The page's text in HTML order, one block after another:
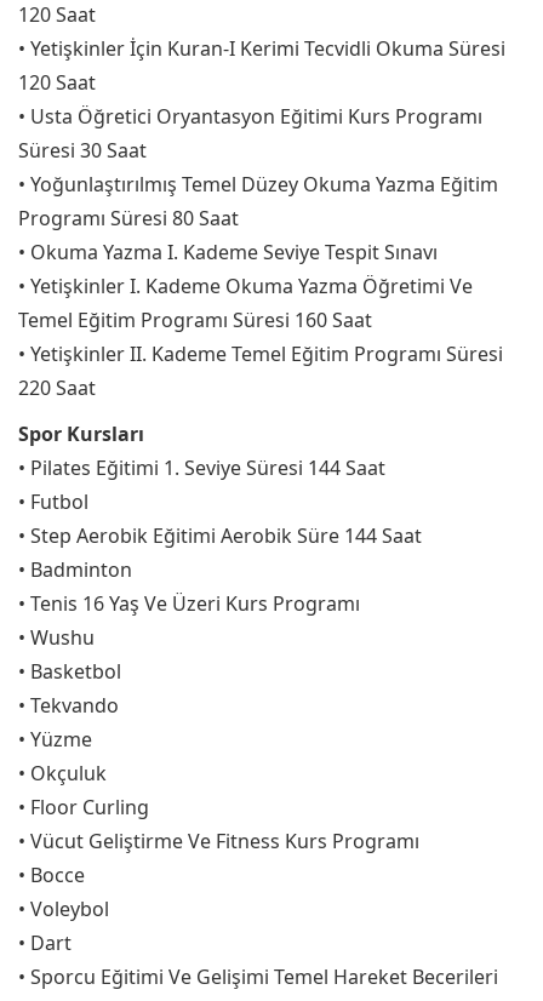
120 Saat
• Yetişkinler İçin Kuran-I Kerimi Tecvidli Okuma Süresi
120 Saat
• Usta Öğretici Oryantasyon Eğitimi Kurs Programı
Süresi 30 Saat
• Yoğunlaştırılmış Temel Düzey Okuma Yazma Eğitim
Programı Süresi 80 Saat
• Okuma Yazma I. Kademe Seviye Tespit Sınavı
• Yetişkinler I. Kademe Okuma Yazma Öğretimi Ve
Temel Eğitim Programı Süresi 160 Saat
• Yetişkinler II. Kademe Temel Eğitim Programı Süresi
220 Saat
Spor Kursları
• Pilates Eğitimi 1. Seviye Süresi 144 Saat
• Futbol
• Step Aerobik Eğitimi Aerobik Süre 144 Saat
• Badminton
• Tenis 16 Yaş Ve Üzeri Kurs Programı
• Wushu
• Basketbol
• Tekvando
• Yüzme
• Okçuluk
• Floor Curling
• Vücut Geliştirme Ve Fitness Kurs Programı
• Bocce
• Voleybol
• Dart
• Sporcu Eğitimi Ve Gelişimi Temel Hareket Becerileri